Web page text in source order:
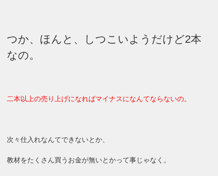
つか、ほんと、しつこいようだけど2本
なの。
二本以上の売り上げになればマイナスになんてならないの。
次々仕入れなんてできないとか、
教材をたくさん買うお金が無いとかって事じゃなく。